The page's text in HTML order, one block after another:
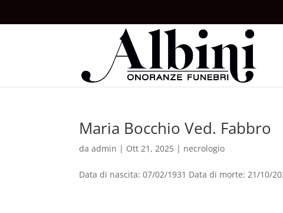
Maria Bocchio Ved. Fabbro
daadmin | Ott 21, 2025 | necrologio
Data di nascita: 07/02/1931 Data di morte: 21/10/